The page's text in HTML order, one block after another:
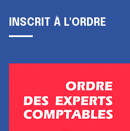
INSCRIT À L'ORDRE